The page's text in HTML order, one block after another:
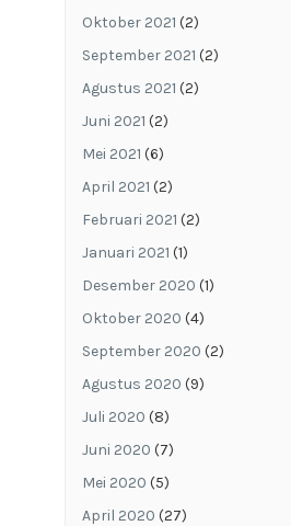
Oktober 2021 (2)
September 2021 (2)
Agustus 2021 (2)
Juni 2021 (2)
Mei 2021 (6)
April 2021 (2)
Februari 2021 (2)
Januari 2021 (1)
Desember 2020 (1)
Oktober 2020 (4)
September 2020 (2)
Agustus 2020 (9)
Juli 2020 (8)
Juni 2020 (7)
Mei 2020 (5)
April 2020 (27)